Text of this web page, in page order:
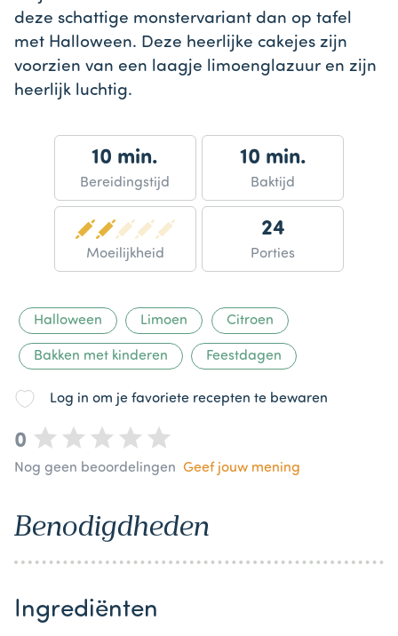
deze schattige monstervariant dan op tafel
met Halloween. Deze heerlijke cakejes zijn
voorzien van een laagje limoenglazuur en zijn
heerlijk luchtig.
10 min.
Bereidingstijd
10 min.
Baktijd
Moeilijkheid
24
Porties
Halloween Limoen Citroen
Bakken met kinderen Feestdagen
Log in om je favoriete recepten te bewaren
0
Nog geen beoordelingen Geef jouw mening
Benodigdheden
Ingrediënten